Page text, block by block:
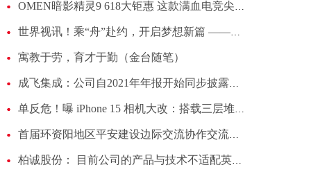
OMEN暗影精灵9 618大钜惠 这款满血电竞尖货可以让你再来亿把
世界视讯！乘“舟”赴约，开启梦想新篇 ——神舟十六号载人飞行任务乘组出征侧记
寓教于劳，育才于勤（金台随笔）
成飞集成：公司自2021年年报开始同步披露年度社会责任报告，具体请您查阅巨潮资讯网上相关公告
单反危！曝 iPhone 15 相机大改：搭载三层堆栈式传感器 环球视点
首届环资阳地区平安建设边际交流协作交流会开幕_世界消息
柏诚股份： 目前公司的产品与技术不适配英伟达相关公司|全球球精选